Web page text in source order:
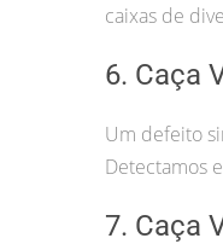
caixas de
6. Caça
Um defeito
Detectamos
7. Caça